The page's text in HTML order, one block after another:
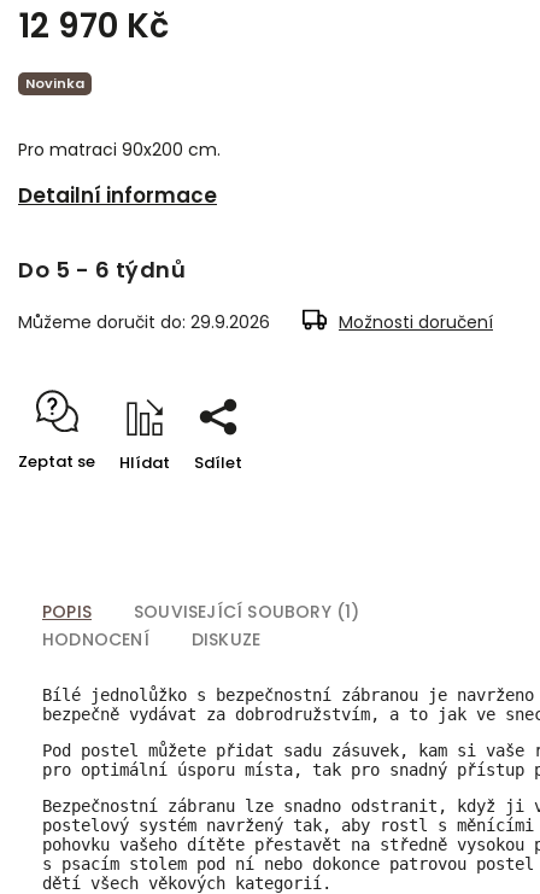
12 970 Kč
Novinka
Pro matraci 90x200 cm.
Detailní informace
Do 5 - 6 týdnů
Můžeme doručit do: 29.9.2026 Možnosti doručení
Zeptat se Hlídat Sdílet
POPIS
SOUVISEJÍCÍ SOUBORY (1)
HODNOCENÍ
DISKUZE
Bílé jednolůžko s bezpečnostní zábranou je
bezpečně vydávat za dobrodružstvím, a to jak ve
Pod postel můžete přidat sadu zásuvek, kam si
pro optimální úsporu místa, tak pro snadný přístup
Bezpečnostní zábranu lze snadno odstranit,
postelový systém navržený tak, aby rostl s
pohovku vašeho dítěte přestavět na středně
s psacím stolem pod ní nebo dokonce patrovou
dětí všech věkových kategorií.